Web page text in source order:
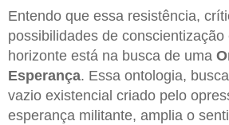
Entendo que essa resistência,
possibilidades de conscientização
horizonte está na busca de uma
Esperança. Essa ontologia,
vazio existencial criado pelo
esperança militante, amplia o